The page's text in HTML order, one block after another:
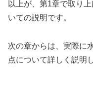
以上が、第1章で取り
いての説明です。
次の章からは、実際に
点について詳しく説明